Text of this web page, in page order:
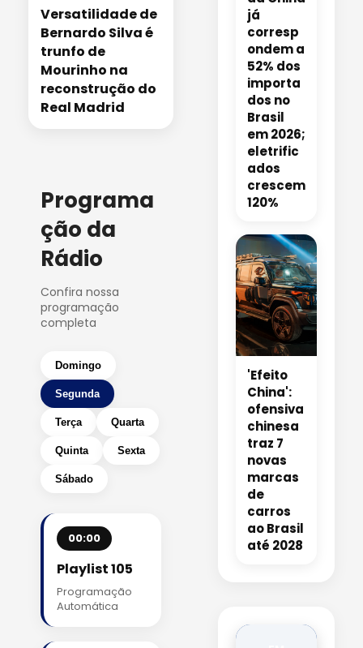
Versatilidade de
Bernardo Silva é
trunfo de
Mourinho na
reconstrução do
Real Madrid
Programa
ção da
Rádio
Confira nossa
programação
completa
Domingo
Segunda
Terça Quarta
Quinta Sexta
Sábado
00:00
Playlist 105
Programação
Automática
já
corresp
ondem a
52% dos
importa
dos no
Brasil
em 2026;
eletrific
ados
crescem
120%
'Efeito
China':
ofensiva
chinesa
traz 7
novas
marcas
de
carros
ao Brasil
até 2028